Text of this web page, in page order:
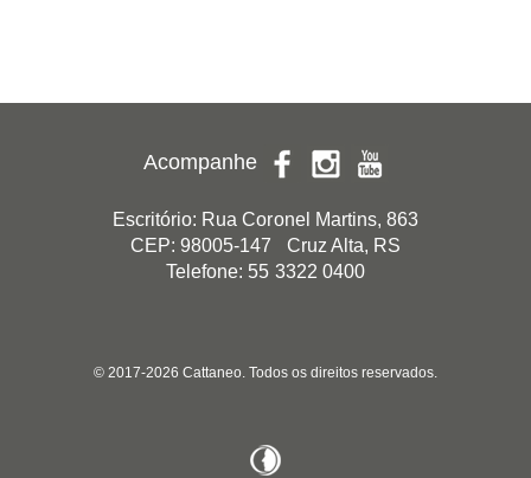
Acompanhe
Escritório: Rua Coronel Martins, 863
CEP: 98005-147 Cruz Alta, RS
Telefone: 55 3322 0400
© 2017-2026 Cattaneo. Todos os direitos reservados.